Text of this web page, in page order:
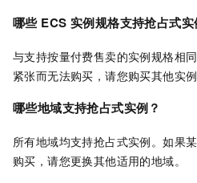
哪些 ECS 实例规格支持抢占式实
与支持按量付费售卖的实例规格相
紧张而无法购买，请您购买其他实例
哪些地域支持抢占式实例？
所有地域均支持抢占式实例。如果
购买，请您更换其他适用的地域。